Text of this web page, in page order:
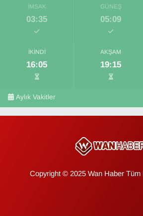
İMSAK
03:35
GÜNEŞ
05:09
İKINDI
16:05
AKŞAM
19:15
Aylık Vakitler
Copyright © 2025 Wan Haber Tüm